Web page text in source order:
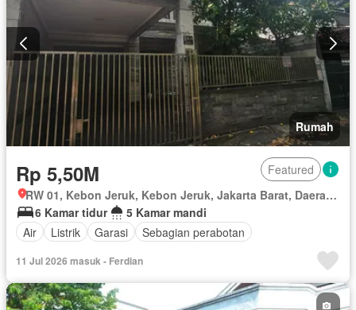
Rumah
Rp 5,50M
Featured
RW 01, Kebon Jeruk, Kebon Jeruk, Jakarta Barat, Daerah Khusus Ibukota Jakarta
6 Kamar tidur
5 Kamar mandi
Air
Listrik Garasi Sebagian perabotan
11 Jul 2026 masuk - Ferdian